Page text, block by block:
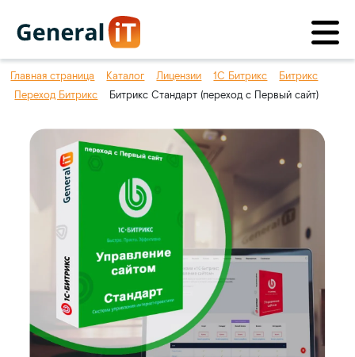
Главная страница Каталог Лицензии 1С Битрикс
Битрикс
Переход Битрикс
Битрикс Стандарт (переход с Первый сайт)